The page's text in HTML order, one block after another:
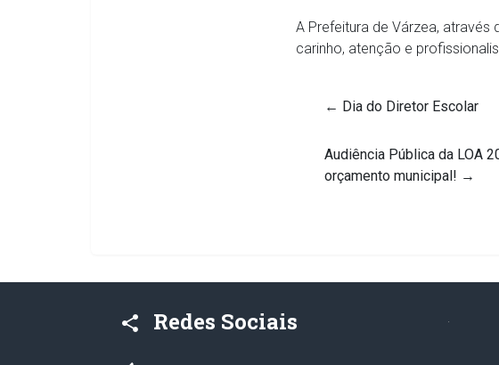
A Prefeitura de Várzea,
carinho, atenção e
← Dia do Diretor Escolar
Audiência Pública da LOA
orçamento municipal! →
share Redes Sociais